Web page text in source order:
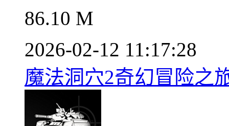
86.10 M
2026-02-12 11:17:28
魔法洞穴2奇幻冒险之